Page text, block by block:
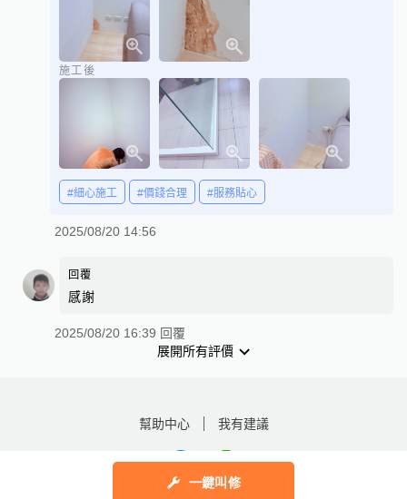
一鍵叫修
施工後
#細心施工 #價錢合理 #服務貼心
2025/08/20 14:56
回覆
感謝
2025/08/20 16:39 回覆
展開所有評價
幫助中心 我有建議